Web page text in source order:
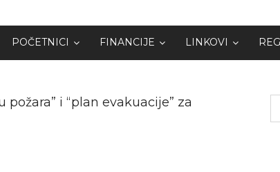
POČETNICI FINANCIJE LINKOVI
i “plan evakuacije” za